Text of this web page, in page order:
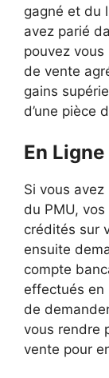
gagné et du
avez parié
pouvez vous
de vente
gains
d’une pièce
En
Si vous
du PMU,
crédités sur
ensuite
compte
effectués en
de
vous rendre
vente pour